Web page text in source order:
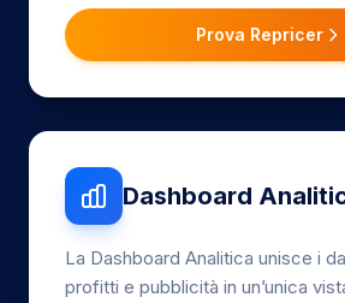
Prova Repricer
Dashboard
La Dashboard Analitica unisce i
profitti e pubblicità in un’unica